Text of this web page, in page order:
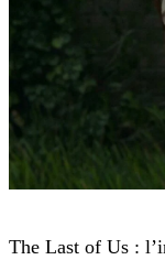
The Last of Us :